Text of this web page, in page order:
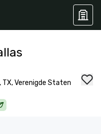
Verenigde Staten